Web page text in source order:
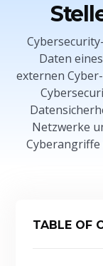
Daten
externen
Netzwerke
TABLE OF